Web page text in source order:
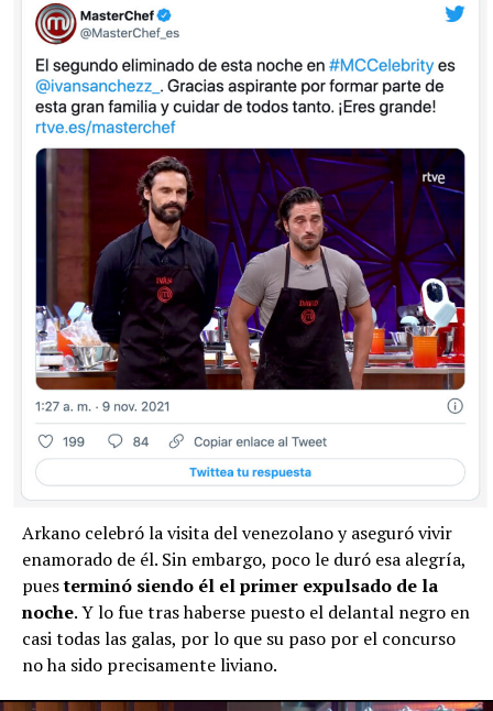
Arkano celebró la visita del venezolano y aseguró vivir
enamorado de él. Sin embargo, poco le duró esa alegría,
puesterminó siendo él el primer expulsado de la
noche. Y lo fue tras haberse puesto el delantal negro en
casi todas las galas, por lo que su paso por el concurso
no ha sido precisamente liviano.